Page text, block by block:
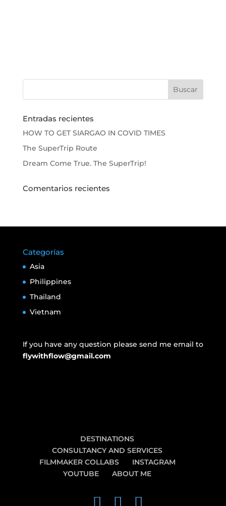
Entradas recientes
HOW TO GET SIARGAO IN COVID TIMES
The SuperTrip Route
Dream Come True. The SuperTrip!
Comentarios recientes
Categorías
Asia
Philippines
Thailand
Vietnam
If you have any question please send me email to
flywithflow@gmail.com
DESTINATIONS
CONSULTANCY AND SERVICES
FILMMAKER COLLABS
INSTAGRAM
YOUTUBE
ABOUT ME